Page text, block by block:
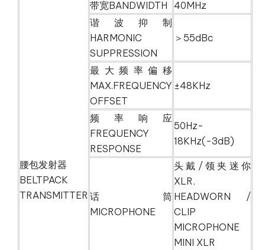
腰包发射器
BELTPACK
TRANSMITTER
带宽BANDWIDTH 40MHz
谐波抑制
HARMONIC
SUPPRESSION
＞55dBc
最大频率偏移
MAX.FREQUENCY
OFFSET
±48KHz
频率响应
FREQUENCY
RESPONSE
50Hz-
18KHz(-3dB)
话筒
MICROPHONE
头戴/领夹迷你
XLR,
HEADWORN /
CLIP
MICROPHONE
MINI XLR